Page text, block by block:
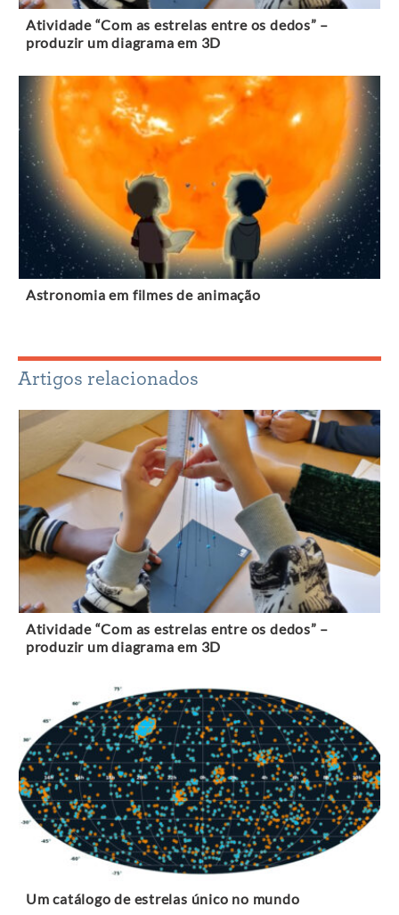
Atividade “Com as estrelas entre os dedos” –
produzir um diagrama em 3D
Astronomia em filmes de animação
Artigos relacionados
Atividade “Com as estrelas entre os dedos” –
produzir um diagrama em 3D
Um catálogo de estrelas único no mundo